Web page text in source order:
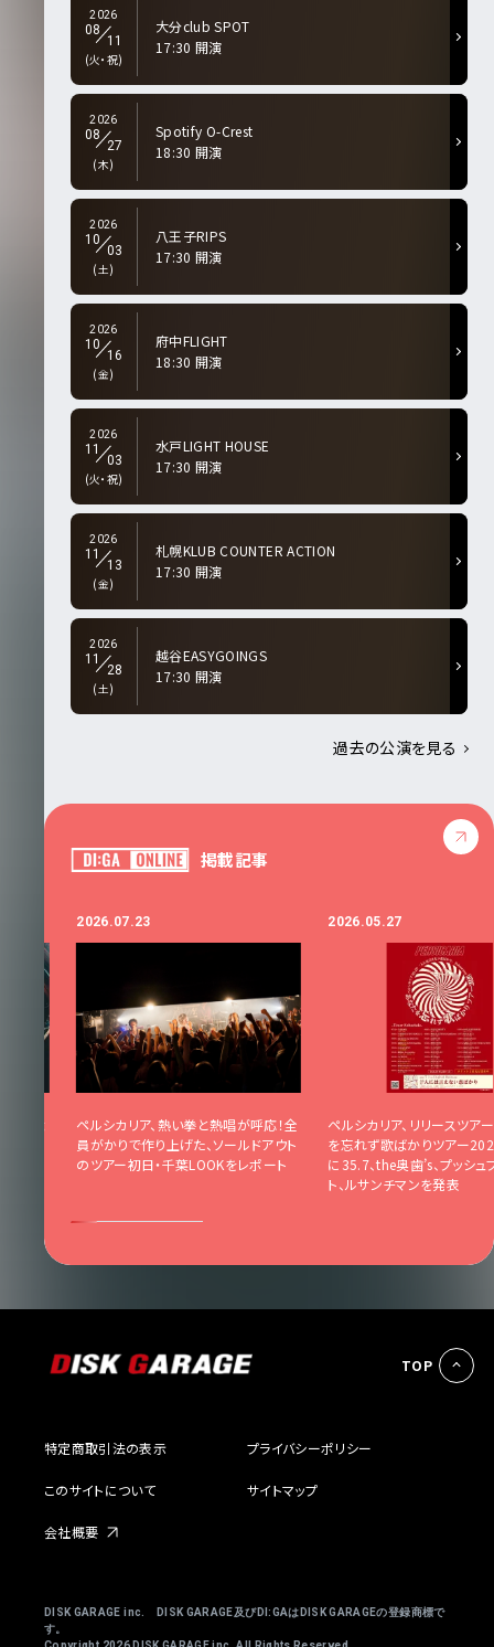
2026
08
11
(火・祝)
大分club SPOT
17:30 開演
2026
08
27
(木)
Spotify O-Crest
18:30 開演
2026
10
03
(土)
八王子RIPS
17:30 開演
2026
10
16
(金)
府中FLIGHT
18:30 開演
2026
11
03
(火・祝)
水戸LIGHT HOUSE
17:30 開演
2026
11
13
(金)
札幌KLUB COUNTER ACTION
17:30 開演
2026
11
28
(土)
越谷EASYGOINGS
17:30 開演
過去の公演を見る
掲載記事
しめ続
2026.07.23
ペルシカリア、熱い拳と熱唱が呼応！全
員がかりで作り上げた、ソールドアウト
のツアー初日・千葉LOOKをレポート
2026.05.27
ペルシカリア、リリースツア
を忘れず歌ばかりツアー
に35.7、the奥歯’s、プッシュ
ト、ルサンチマンを発表
TOP
特定商取引法の表示 プライバシーポリシー
このサイトについて サイトマップ
会社概要
DISK GARAGE inc. DISK GARAGE及びDI:GAはDISK GARAGEの登録商標で
す。